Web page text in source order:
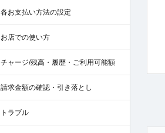
各お支払い方法の設定
お店での使い方
チャージ/残高・履歴・ご利用可能額
請求金額の確認・引き落とし
トラブル